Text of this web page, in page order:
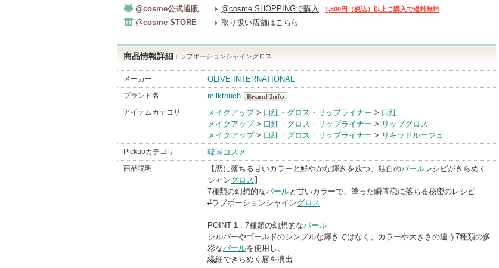
@cosme公式通販 @cosme SHOPPINGで購入 1,500円（税込）以上ご購入で送料無料
@cosme STORE 取り扱い店舗はこちら
商品情報詳細 ラブポーションシャイングロス
メーカー OLIVE INTERNATIONAL
ブランド名
milktouch
milktouch
BrandInfo
アイテムカテゴリ メイクアップ> 口紅・グロス・リップライナー > 口紅
メイクアップ> 口紅・グロス・リップライナー > リップグロス
メイクアップ> 口紅・グロス・リップライナー > リキッドルージュ
Pickupカテゴリ 韓国コスメ
商品説明 【恋に落ちる甘いカラーと鮮やかな輝きを放つ、独自のパールレシピがきらめく
シャングロス 】
7種類の幻想的なパールと甘いカラーで、塗った瞬間恋に落ちる秘密のレシピ
#ラブポーションシャイングロス
POINT 1 : 7種類の幻想的なパール
シルバーやゴールドのシンプルな輝きではなく、カラーや大きさの違う7種類の多
彩なパールを使用し、
繊細できらめく唇を演出